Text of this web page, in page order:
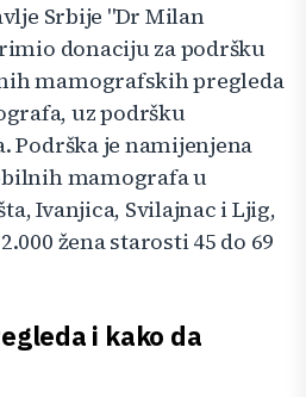
Srbije "Dr Milan
donaciju za podršku
mamografskih pregleda
uz podršku
Podrška je namijenjena
mamografa u
Ivanjica, Svilajnac i Ljig,
žena starosti 45 do 69
i kako da